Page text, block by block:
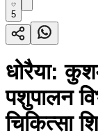
5
धोरैया:
पशुपालन
चिकित्सा